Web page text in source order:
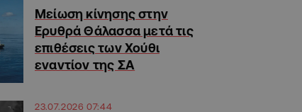
Μείωση κίνησης στην
Ερυθρά Θάλασσα μετά τις
επιθέσεις των Χούθι
εναντίον της ΣΑ
23.07.2026 07:44